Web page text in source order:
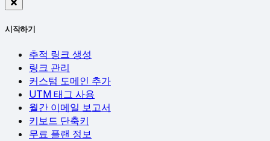
시작하기
추적 링크 생성
링크 관리
커스텀 도메인 추가
UTM 태그 사용
월간 이메일 보고서
키보드 단축키
무료 플랜 정보